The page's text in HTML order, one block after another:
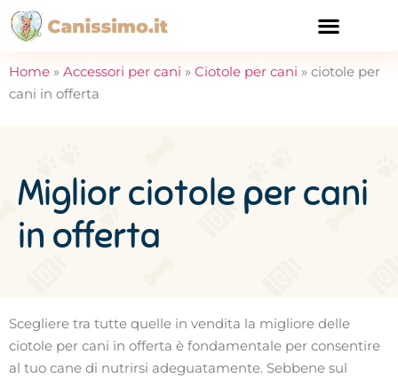
Home » Accessori per cani » Ciotole per cani » ciotole per
cani in offerta
Miglior ciotole per cani
in offerta
Scegliere tra tutte quelle in vendita la migliore delle
ciotole per cani in offerta è fondamentale per consentire
al tuo cane di nutrirsi adeguatamente. Sebbene sul